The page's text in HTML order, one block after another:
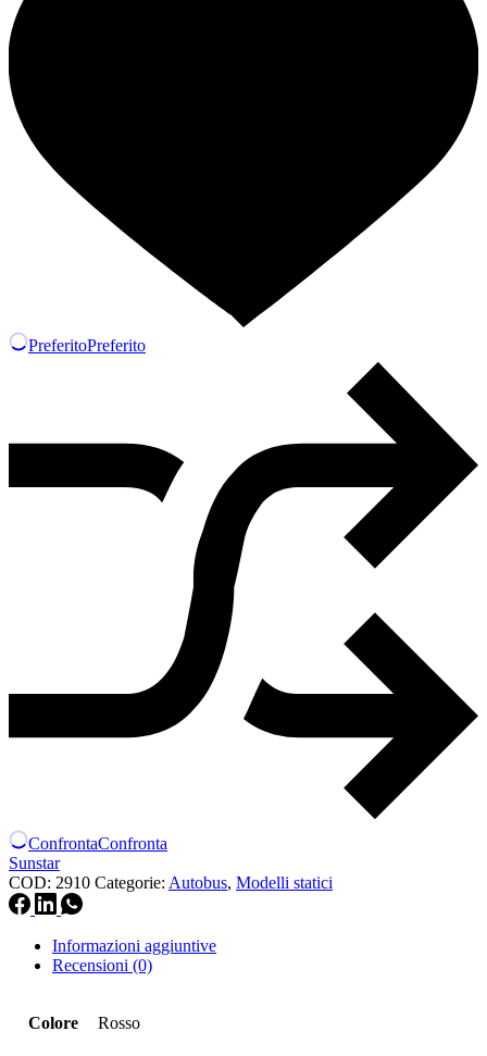
PreferitoPreferito
ConfrontaConfronta
Sunstar
COD: 2910 Categorie: Autobus, Modelli statici
Informazioni aggiuntive
Recensioni (0)
Colore Rosso